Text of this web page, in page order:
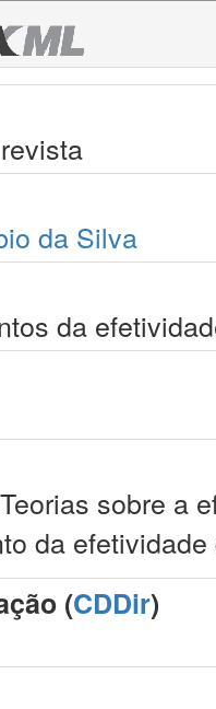
da Silva
da
Teorias sobre a
da
(CDDir)